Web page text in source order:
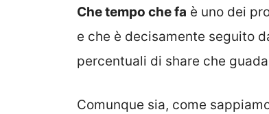
Che tempo che fa è uno dei
e che è decisamente seguito
percentuali di share che
Comunque sia, come